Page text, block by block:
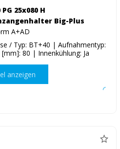
PG 25x080 H
Big-Plus
A+AD
/ Typ: BT+40 | Aufnahmentyp:
80 | Innenkühlung: Ja
anzeigen